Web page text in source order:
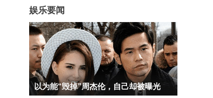
娱乐要闻
以为能“毁掉”周杰伦，自己却被曝光